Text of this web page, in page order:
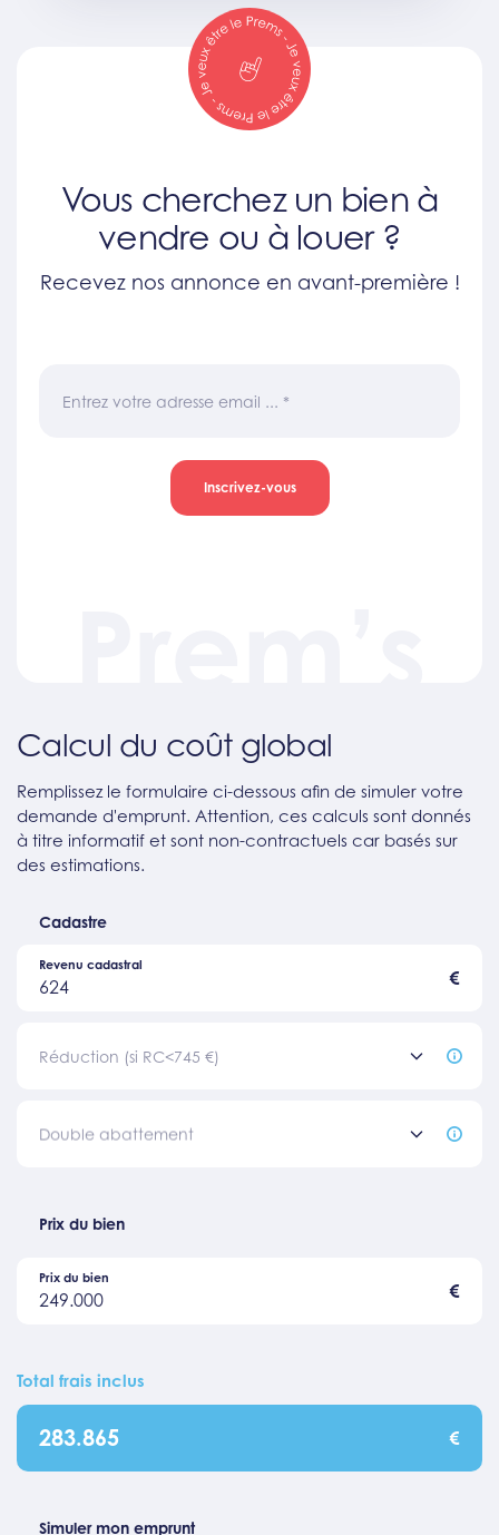
Vous cherchez un bien à
vendre ou à louer ?
Recevez nos annonce en avant-première !
Entrez votre adresse email ... *
Inscrivez-vous
Calcul du coût global
Remplissez le formulaire ci-dessous afin de simuler votre
demande d'emprunt. Attention, ces calculs sont donnés
à titre informatif et sont non-contractuels car basés sur
des estimations.
Cadastre
624
Revenu cadastral
€
Réduction (si RC<745 €)
Double abattement
Prix du bien
249.000
Prix du bien
€
Total frais inclus
283.865 €
Simuler mon emprunt